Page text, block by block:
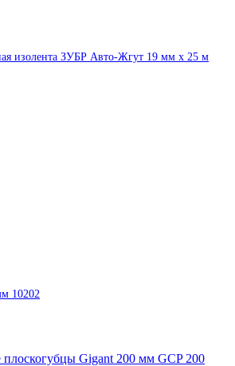
изолента ЗУБР Авто-Жгут 19 мм х 25 м
10202